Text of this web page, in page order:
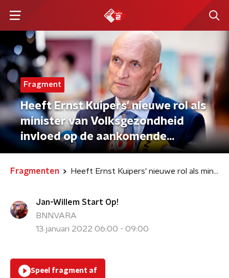
Fragment
Heeft Ernst Kuipers' nieuwe rol als
minister van Volksgezondheid
invloed op de aankomende
persconferentie?
Fragmenten Heeft Ernst Kuipers' nieuwe rol als minister van Volksgezondheid invloed op de aankomende persconferentie?
Jan-Willem Start Op!
BNNVARA
13 januari 2022 06:00 - 09:00
Speel fragment af